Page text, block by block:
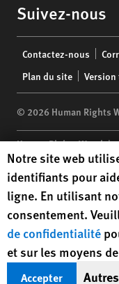
Suivez-nous
menu
Contactez-nous
Plan du site
© 2026 Human Rights
Human Rights Watch|
10118-3299USA |t
Human Rights Watchis
under EIN: 13-2875808
Human Rights
Notre site web
identifiants pour
ligne. En utilisant
consentement.
de confidentialité
et sur les moyens
Accepter